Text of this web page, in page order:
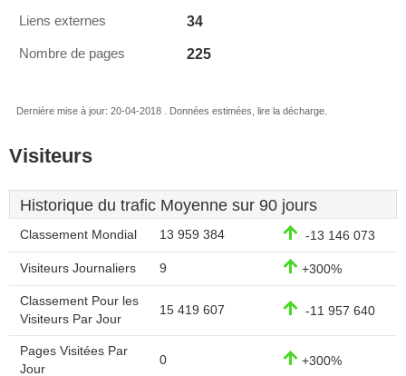
Liens externes 34
Nombre de pages 225
Dernière mise à jour: 20-04-2018 . Données estimées, lire la décharge.
Visiteurs
Historique du trafic Moyenne sur 90 jours
Classement Mondial 13 959 384 -13 146 073
Visiteurs Journaliers 9 +300%
Classement Pour les
Visiteurs Par Jour
15 419 607 -11 957 640
Pages Visitées Par
Jour
0 +300%